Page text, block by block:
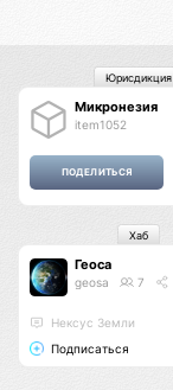
Микронезия
item1052
Юрисдикция
Геоса
geosa 7
Нексус Земли
Подписаться
Хаб